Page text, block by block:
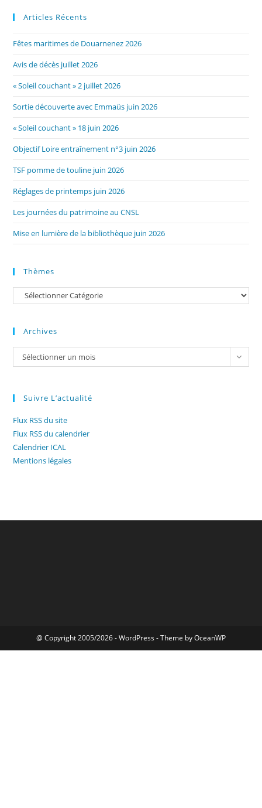
Articles Récents
Fêtes maritimes de Douarnenez 2026
Avis de décès juillet 2026
« Soleil couchant » 2 juillet 2026
Sortie découverte avec Emmaüs juin 2026
« Soleil couchant » 18 juin 2026
Objectif Loire entraînement n°3 juin 2026
TSF pomme de touline juin 2026
Réglages de printemps juin 2026
Les journées du patrimoine au CNSL
Mise en lumière de la bibliothèque juin 2026
Thèmes
Catégories
Archives
Archives
Sélectionner un mois
Suivre L’actualité
Flux RSS du site
Flux RSS du calendrier
Calendrier ICAL
Mentions légales
@ Copyright 2005/2026 - WordPress - Theme by OceanWP